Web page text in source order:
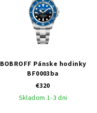
BOBROFF Pánske hodinky
BF0003ba
€320
Skladom 1-3 dni